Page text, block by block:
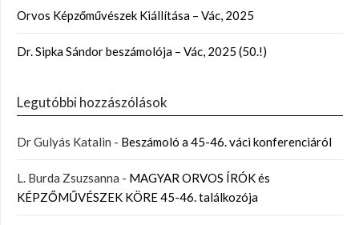
Orvos Képzőművészek Kiállítása – Vác, 2025
Dr. Sipka Sándor beszámolója – Vác, 2025 (50.!)
Legutóbbi hozzászólások
Dr Gulyás Katalin - Beszámoló a 45-46. váci konferenciáról
L. Burda Zsuzsanna - MAGYAR ORVOS ÍRÓK és
KÉPZŐMŰVÉSZEK KÖRE 45-46. találkozója